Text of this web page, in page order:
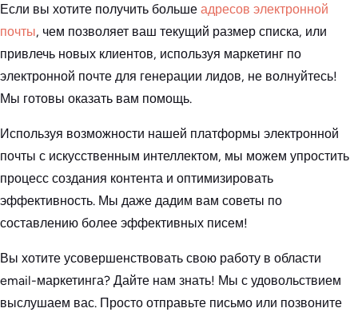
Если вы хотите получить больше адресов электронной
почты, чем позволяет ваш текущий размер списка, или
привлечь новых клиентов, используя маркетинг по
электронной почте для генерации лидов, не волнуйтесь!
Мы готовы оказать вам помощь.
Используя возможности нашей платформы электронной
почты с искусственным интеллектом, мы можем упростить
процесс создания контента и оптимизировать
эффективность. Мы даже дадим вам советы по
составлению более эффективных писем!
Вы хотите усовершенствовать свою работу в области
email-маркетинга? Дайте нам знать! Мы с удовольствием
выслушаем вас. Просто отправьте письмо или позвоните